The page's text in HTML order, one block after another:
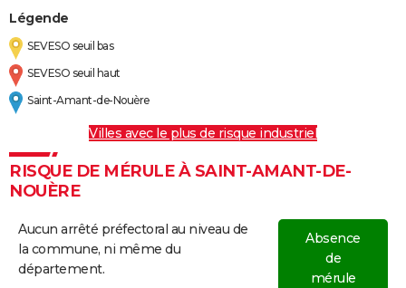
Légende
SEVESO seuil bas
SEVESO seuil haut
Saint-Amant-de-Nouère
Villes avec le plus de risque industriel
RISQUE DE MÉRULE À SAINT-AMANT-DE-
NOUÈRE
Aucun arrêté préfectoral au niveau de
la commune, ni même du
département.
Absence
de
mérule